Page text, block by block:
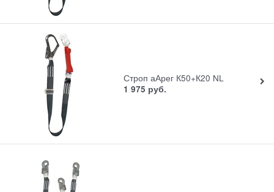
Строп аАрег К50+К20 NL
1 975 руб.